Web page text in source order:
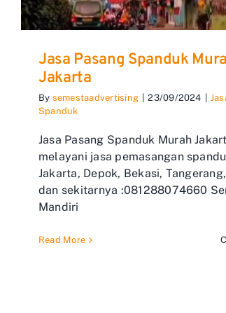
Jasa Pasang Spanduk
Jakarta
By semestaadvertising 23/09/2024
Spanduk
Jasa Pasang Spanduk Murah
melayani jasa pemasangan
Jakarta, Depok, Bekasi,
dan sekitarnya :081288074660
Mandiri
Read More